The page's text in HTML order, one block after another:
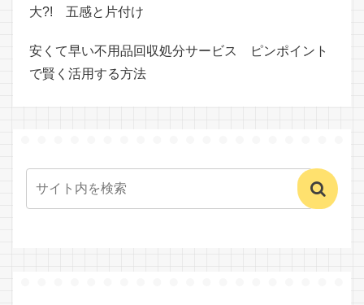
大?! 五感と片付け
安くて早い不用品回収処分サービス ピンポイント
で賢く活用する方法